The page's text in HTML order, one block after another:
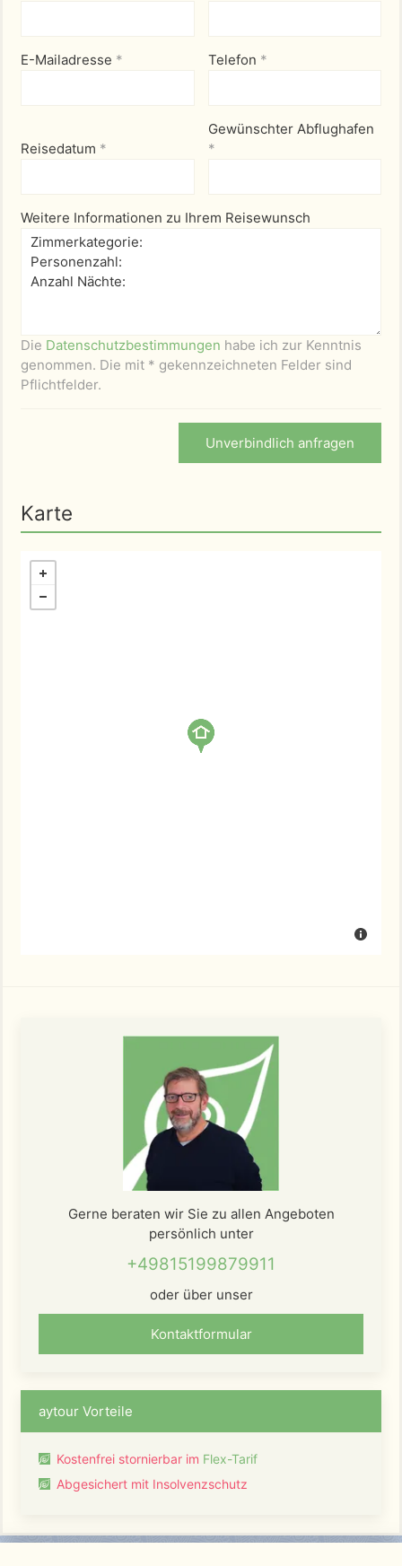
E-Mailadresse * Telefon *
Reisedatum *
Gewünschter Abflughafen
*
Weitere Informationen zu Ihrem Reisewunsch
Die Datenschutzbestimmungen habe ich zur Kenntnis
genommen. Die mit * gekennzeichneten Felder sind
Pflichtfelder.
Unverbindlich anfragen
Karte
Gerne beraten wir Sie zu allen Angeboten
persönlich unter
+49815199879911
oder über unser
Kontaktformular
aytour Vorteile
Kostenfrei stornierbar im Flex-Tarif
Abgesichert mit Insolvenzschutz